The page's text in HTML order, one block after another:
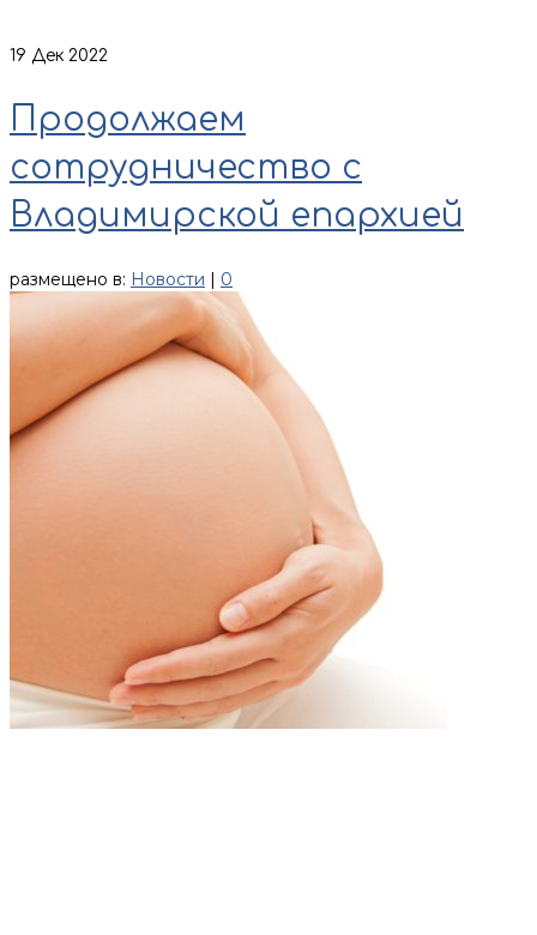
19 Дек 2022
Продолжаем
сотрудничество с
Владимирской епархией
размещено в: Новости 0